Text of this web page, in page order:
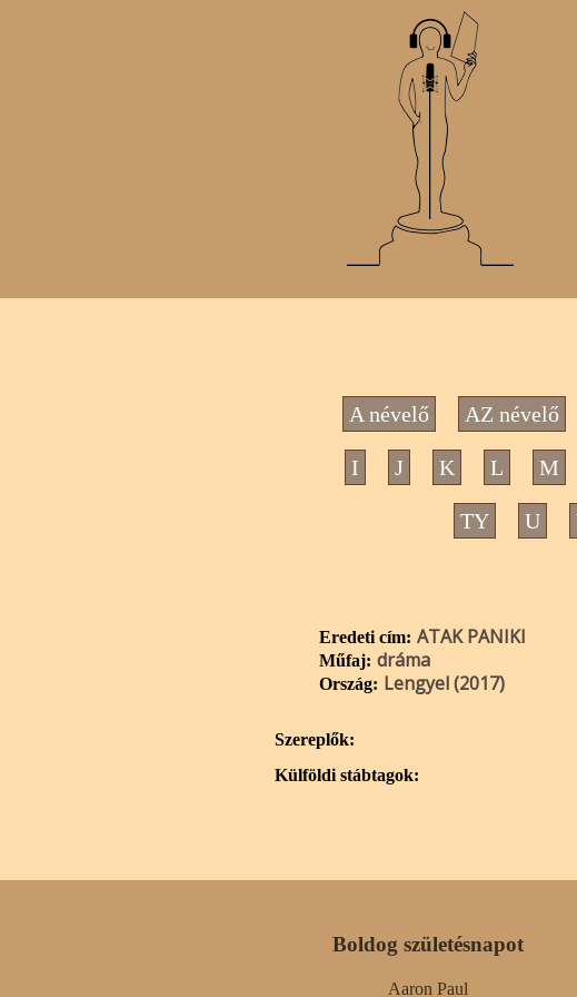
A névelő AZ névelő
I J K L M
TY U
Eredeti cím: ATAK PANIKI
Műfaj: dráma
Ország: Lengyel (2017)
Szereplők:
Külföldi stábtagok:
Boldog születésnapot
Aaron Paul